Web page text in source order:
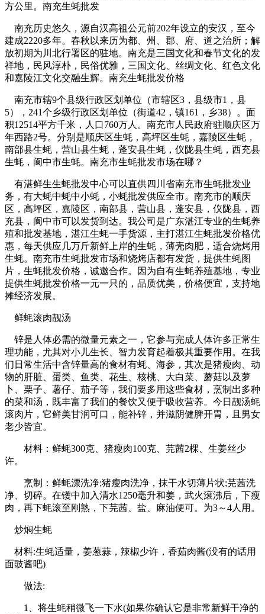
方公里。南充生蚝批发
南充历史悠久，源自汉高祖公元前202年设立的安汉，至今
建成2220多年。春秋以来历为都、州、郡、府、道之治所；解
放初期为川北行署区的驻地。南充是三国文化和春节文化的发
祥地，民风淳朴，民俗优雅，三国文化、丝绸文化、红色文化
和嘉陵江文化交融生辉。南充生蚝批发价格
南充市辖9个县级行政区划单位（市辖区3，县级市1，县
5），241个乡级行政区划单位（街道42，镇161，乡38）。面
积12514平方千米，人口760万人。南充市人民政府驻顺庆区万
年西路2号。分别是顺庆区生蚝，高坪区生蚝，嘉陵区生蚝，
南部县生蚝，营山县生蚝，蓬安县生蚝，仪陇县生蚝，西充县
生蚝，阆中市生蚝。南充市生蚝批发市场在哪？
有湛鲜生生蚝批发中心可以直供四川省南充市生蚝批发业
务，有大蚝中蚝中小蚝，小蚝批发供应全市。南充市的顺庆
区，高坪区，嘉陵区，南部县，营山县，蓬安县，仪陇县，西
充县，阆中市可以发货到达。我公司是广东湛江专业的生蚝养
殖和批发基地，湛江生蚝一手货源，主打湛江生蚝批发价格优
惠，每天供应几万斤新鲜上岸的生蚝，薄壳肉肥，适合烧烤用
生蚝。南充市生蚝批发市场和烧烤店都有发货，提供生蚝图
片，生蚝批发价格，诚邀合作。因为自有生蚝养殖基地，专业
提供生蚝批发价格一元一只的，品质优美，价格便宜，支持地
摊经济发展。
鲜蚝滚肉靓汤
锌是人体必需的微量元素之一，它参与完成人体许多正常生
理功能，尤其对小儿生长、智力发育起着极其重要作用。在我
们日常生活中含锌量高的食材有蚝、海参，其次是猪瘦肉、动
物的肝脏、蛋类、鱼类、花生、核桃、大白菜、蘑菇以及萝
卜、栗子、薯仔、茄子等，我们要多用这些食材，烹制出多种
的菜和汤，既丰富了我们的餐饮又便于吸收营养。今日靓汤蚝
滚肉片，它鲜美甘润可口，能补锌，并滋阴健脾开胃，且男女
老少皆宜。
材料：鲜蚝300克、猪瘦肉100克、芫茜2棵、生姜丝少
许。
烹制：鲜蚝漂洗净;猪瘦肉洗净，抹干水切薄片状;芫茜洗
净、切碎。在镬中加入清水1250毫升和姜，武火滚沸后，下瘦
肉，再下蚝滚至刚熟，下芫茜、盐、麻油便可。为3～4人用。
炒焖生蚝
材料:生蚝适量，姜葱蒜，辣椒少许，香茹肉酱(没有的话用
面豉酱吧)
做法:
1、将生蚝稍微飞一下水(如果你确认它是非常新鲜干净的